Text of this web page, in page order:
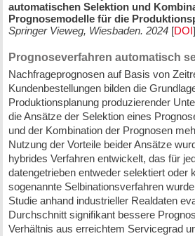
automatischen Selektion und
Prognosemodelle für die
Springer Vieweg, Wiesbaden. 2024[DOI]
Prognoseverfahren automatisch
Nachfrageprognosen auf Basis von
Kundenbestellungen bilden die
Produktionsplanung produzierender
die Ansätze der Selektion eines
und der Kombination der Prognosen
Nutzung der Vorteile beider Ansätze
hybrides Verfahren entwickelt, das für
datengetrieben entweder selektiert oder
sogenannte Selbinationsverfahren
Studie anhand industrieller Realdaten
Durchschnitt signifikant bessere
Verhältnis aus erreichtem Servicegrad